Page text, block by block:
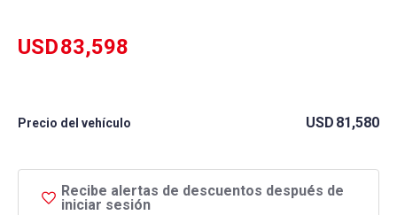
USD83,598
Precio del vehículo USD 81,580
Recibe alertas de descuentos después de
iniciar sesión